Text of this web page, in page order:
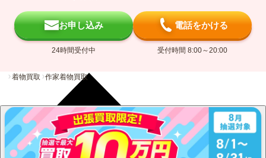
お申し込み
24時間受付中
電話をかける
受付時間 8:00～20:00
着物買取 作家着物買取